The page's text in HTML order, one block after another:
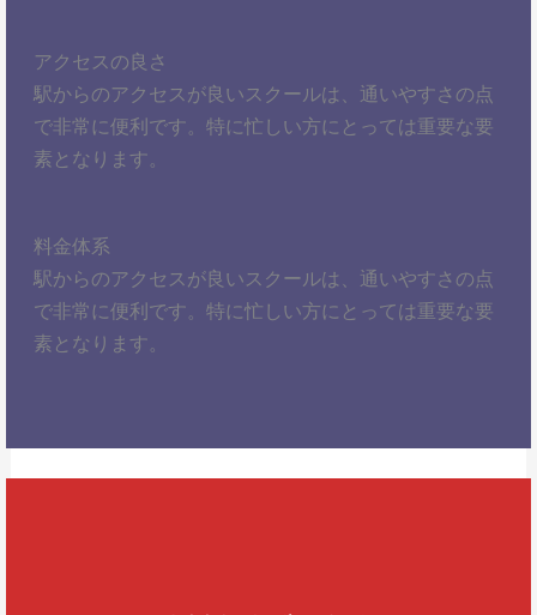
アクセスの良さ
駅からのアクセスが良いスクールは、通いやすさの点
で非常に便利です。特に忙しい方にとっては重要な要
素となります。
料金体系
駅からのアクセスが良いスクールは、通いやすさの点
で非常に便利です。特に忙しい方にとっては重要な要
素となります。